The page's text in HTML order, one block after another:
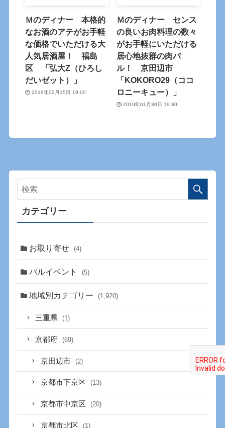
Ｍのディナー 本格的
なお酒のアテがお手軽
な価格でいただける大
人気居酒屋！ 福島
区 「弘大Z（ひろし
だいゼット）」
2019年02月15日 19:00
Ｍのディナー センス
の良いお肉料理の数々
がお手軽にいただける
居心地抜群の肉バ
ル！ 京田辺市
「KOKORO29（ココ
ロニーキュー）」
2019年01月30日 19:30
カテゴリー
お取り寄せ (4)
バルイベント (5)
地域別カテゴリー (1,920)
三重県 (1)
京都府 (69)
京田辺市 (2)
京都市下京区 (13)
京都市中京区 (20)
京都市北区 (1)